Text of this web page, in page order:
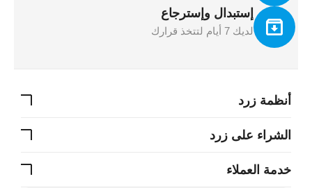
إستبدال وإسترجاع
لديك 7 أيام لتتخذ قرارك
أنظمة زرد
الشراء على زرد
خدمة العملاء